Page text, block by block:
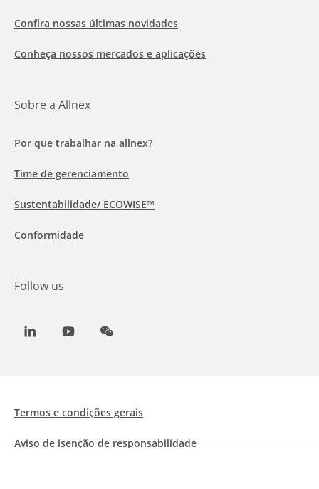
Confira nossas últimas novidades
Conheça nossos mercados e aplicações
Sobre a Allnex
Por que trabalhar na allnex?
Time de gerenciamento
Sustentabilidade/ ECOWISE™
Conformidade
Follow us
LinkedInYoutubeWeChat
Termos e condições gerais
Aviso de isenção de responsabilidade